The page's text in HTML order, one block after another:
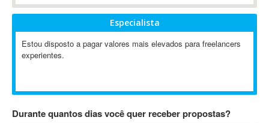
Ableton
Ableton Push
Abstract
AC3
Especialista
Estou disposto a pagar valores mais elevados para freelancers
experientes.
Durante quantos dias você quer receber propostas?